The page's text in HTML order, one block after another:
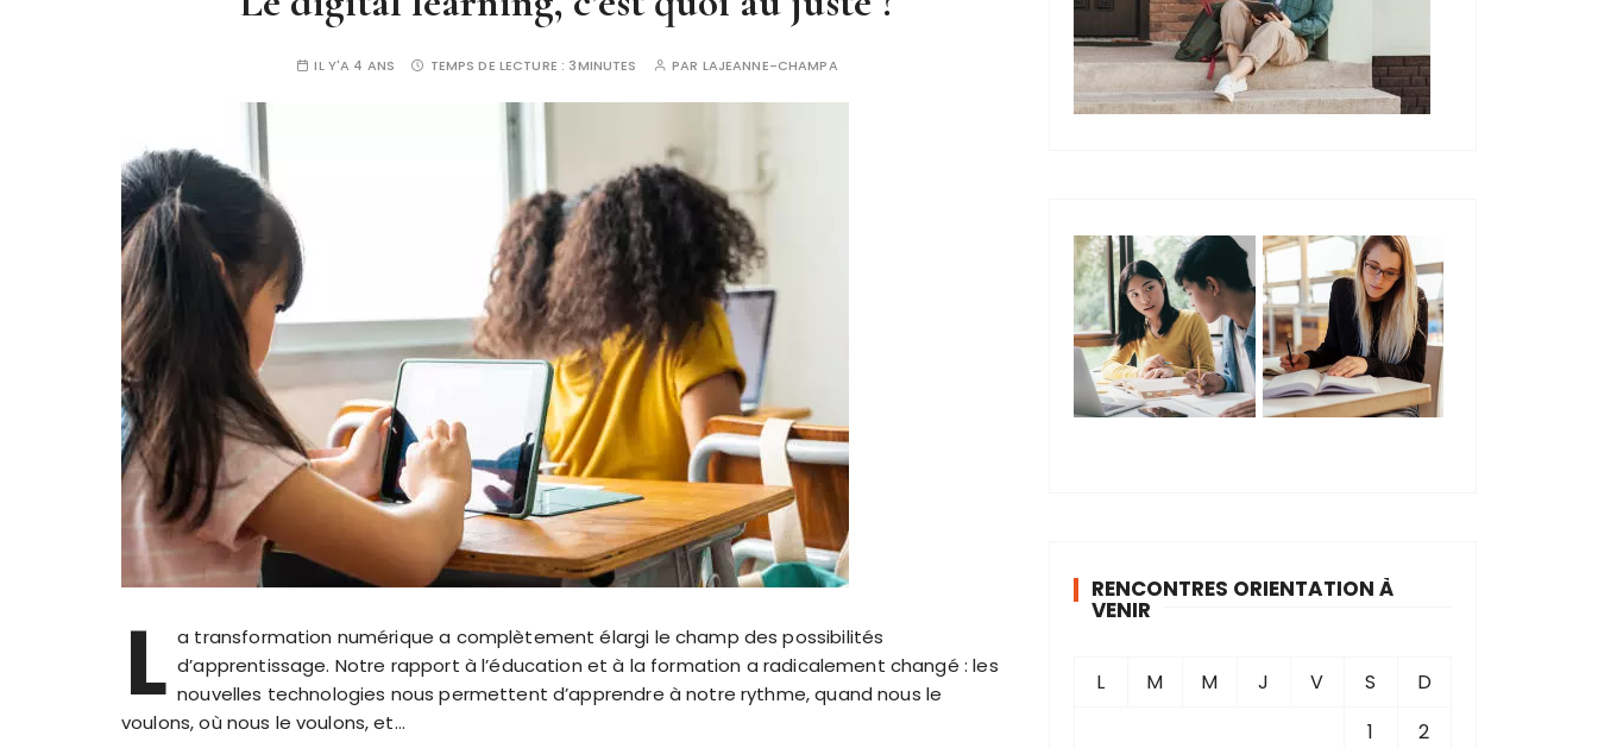
IL Y'A 4 ANS TEMPS DE LECTURE : 3MINUTES PAR LAJEANNE-CHAMPA
L a transformation numérique a complètement élargi le champ des possibilités
d’apprentissage. Notre rapport à l’éducation et à la formation a radicalement changé : les
nouvelles technologies nous permettent d’apprendre à notre rythme, quand nous le
voulons, où nous le voulons, et…
RENCONTRES ORIENTATION À
VENIR
L M M J V S
D
1
2